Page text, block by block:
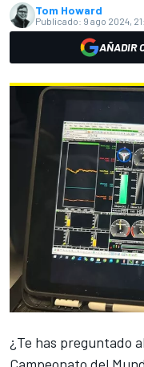
Tom Howard
Publicado: 9 ago 2024,
AÑADIR
¿Te has preguntado